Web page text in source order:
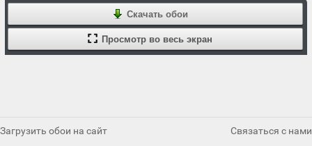
Скачать обои
Просмотр во весь экран
Загрузить обои на сайт Связаться с нами